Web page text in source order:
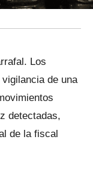
Los
de una
detectadas,
de la fiscal